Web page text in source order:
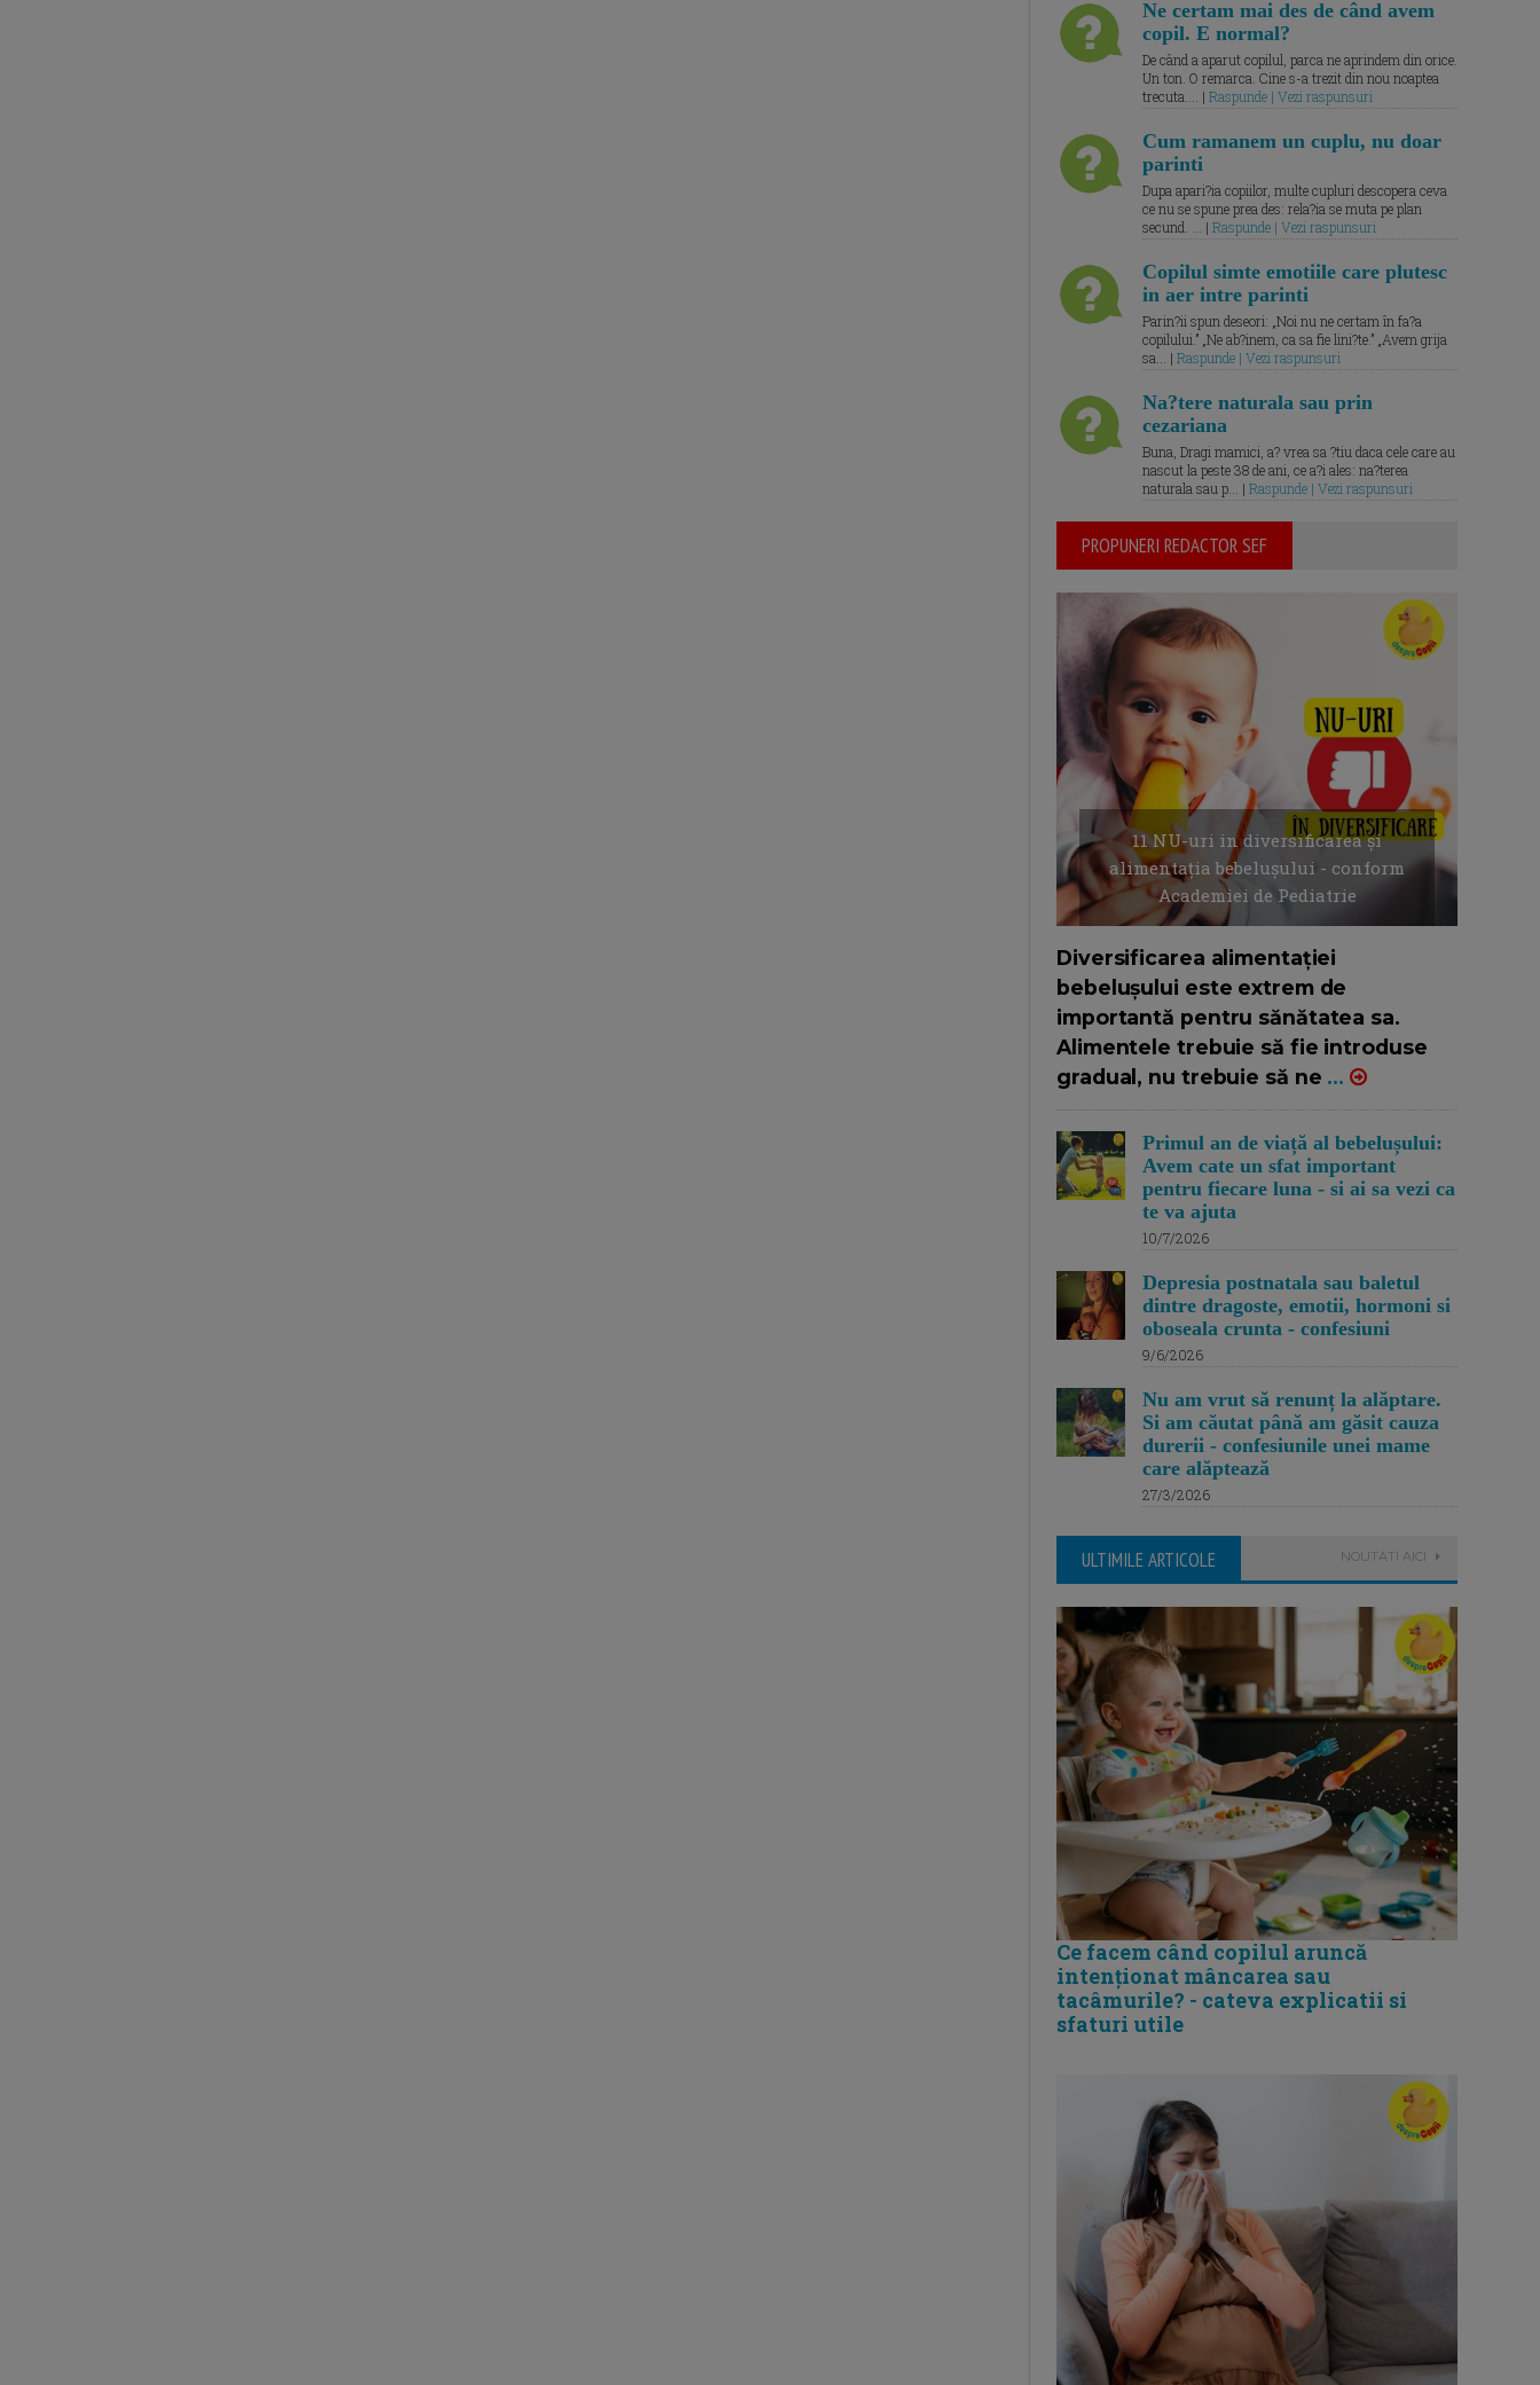
Ne certam mai des de când avem
copil. E normal?
De când a aparut copilul, parca ne aprindem din orice.
Un ton. O remarca. Cine s-a trezit din nou noaptea
trecuta.... | Raspunde | Vezi raspunsuri
Cum ramanem un cuplu, nu doar
parinti
Dupa apari?ia copiilor, multe cupluri descopera ceva
ce nu se spune prea des: rela?ia se muta pe plan
secund. ... | Raspunde | Vezi raspunsuri
Copilul simte emotiile care plutesc
in aer intre parinti
Parin?ii spun deseori: „Noi nu ne certam în fa?a
copilului.” „Ne ab?inem, ca sa fie lini?te.” „Avem grija
sa... | Raspunde | Vezi raspunsuri
Na?tere naturala sau prin
cezariana
Buna, Dragi mamici, a? vrea sa ?tiu daca cele care au
nascut la peste 38 de ani, ce a?i ales: na?terea
naturala sau p... | Raspunde | Vezi raspunsuri
PROPUNERI REDACTOR SEF
11 NU-uri in diversificarea și
alimentația bebelușului - conform
Academiei de Pediatrie
Diversificarea alimentației
bebelușului este extrem de
importantă pentru sănătatea sa.
Alimentele trebuie să fie introduse
gradual, nu trebuie să ne ...
Primul an de viață al bebelușului:
Avem cate un sfat important
pentru fiecare luna - si ai sa vezi ca
te va ajuta
10/7/2026
Depresia postnatala sau baletul
dintre dragoste, emotii, hormoni si
oboseala crunta - confesiuni
9/6/2026
Nu am vrut să renunț la alăptare.
Si am căutat până am găsit cauza
durerii - confesiunile unei mame
care alăptează
27/3/2026
ULTIMILE ARTICOLE NOUTATI AICI
Ce facem când copilul aruncă
intenționat mâncarea sau
tacâmurile? - cateva explicatii si
sfaturi utile